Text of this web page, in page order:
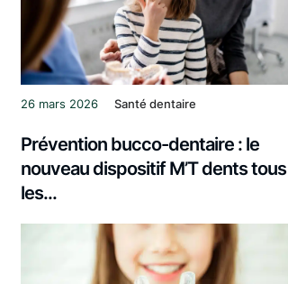
26 mars 2026 Santé dentaire
Prévention bucco-dentaire : le
nouveau dispositif M’T dents tous
les...